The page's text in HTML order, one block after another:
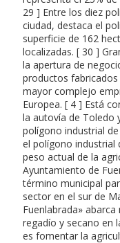
29 ] Entre los diez
ciudad, destaca el
superficie de 162
localizadas. [ 30 ]
la apertura de
productos
mayor complejo
Europea. [ 4 ] Está
la autovía de Toledo
polígono industrial
el polígono industrial
peso actual de la
Ayuntamiento de
término municipal
sector en el sur de
Fuenlabrada»
regadío y secano en
es fomentar la